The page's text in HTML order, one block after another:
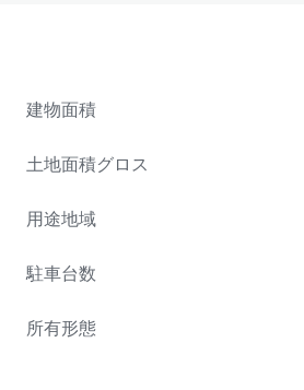
建物面積
土地面積グロス
用途地域
駐車台数
所有形態